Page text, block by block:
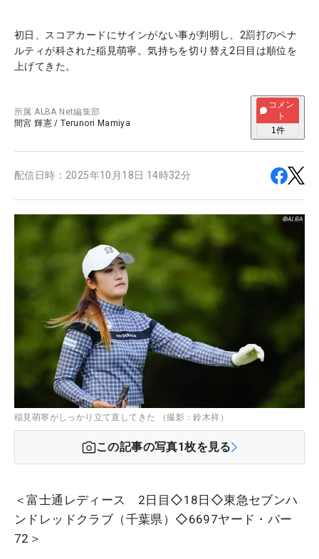
初日、スコアカードにサインがない事が判明し、2罰打のペナ
ルティが科された稲見萌寧。気持ちを切り替え2日目は順位を
上げてきた。
所属ALBA Net編集部
間宮 輝憲 /Terunori Mamiya
コメン
ト
1件
配信日時： 2025年10月18日 14時32分
稲見萌寧がしっかり立て直してきた （撮影：鈴木祥）
この記事の写真1枚を見る
＜富士通レディース 2日目◇18日◇東急セブンハ
ンドレッドクラブ（千葉県）◇6697ヤード・パー
72＞